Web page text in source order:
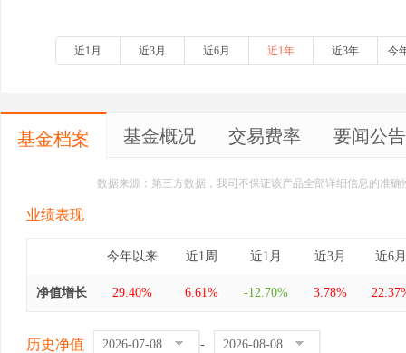
近1月 近3月 近6月 近1年 近3年 今
基金档案 基金概况 交易费率 要闻公告
数据来源：第三方数据，我司不保证该产品全部详细信息的准
业绩表现
今年以来 近1周 近1月 近3月 近6月
净值增长 29.40% 6.61% -12.70% 3.78%
历史净值 -